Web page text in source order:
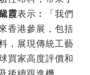
霞表示︰「我們
香港參展，包括
，展現傳統工藝
買家高度評價和